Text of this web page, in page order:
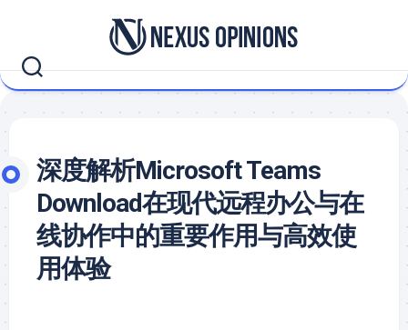
深度解析Microsoft Teams
Download在现代远程办公与在
线协作中的重要作用与高效使
用体验